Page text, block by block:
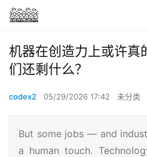
机器在创造力上或许
们还剩什么？
codex2 05/29/2026 17:42 未分类
But some jobs — and
a human touch.